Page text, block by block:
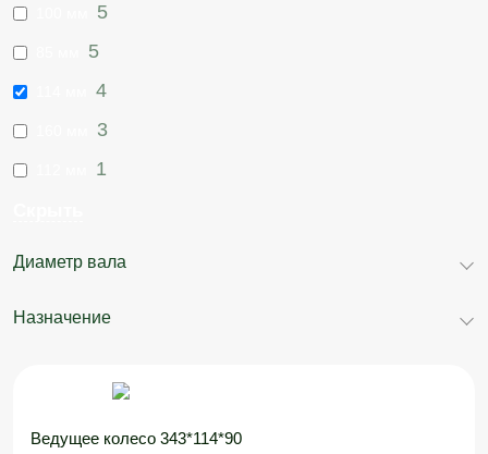
5
5
4
3
1
Диаметр вала
Назначение
Ведущее колесо 343*114*90